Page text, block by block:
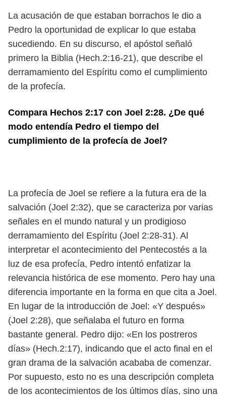
La acusación de que estaban borrachos le dio a
Pedro la oportunidad de explicar lo que estaba
sucediendo. En su discurso, el apóstol señaló
primero la Biblia (Hech.2:16-21), que describe el
derramamiento del Espíritu como el cumplimiento
de la profecía.
Compara Hechos 2:17 con Joel 2:28. ¿De qué
modo entendía Pedro el tiempo del
cumplimiento de la profecía de Joel?
La profecía de Joel se refiere a la futura era de la
salvación (Joel 2:32), que se caracteriza por varias
señales en el mundo natural y un prodigioso
derramamiento del Espíritu (Joel 2:28-31). Al
interpretar el acontecimiento del Pentecostés a la
luz de esa profecía, Pedro intentó enfatizar la
relevancia histórica de ese momento. Pero hay una
diferencia importante en la forma en que cita a Joel.
En lugar de la introducción de Joel: «Y después»
(Joel 2:28), que señalaba el futuro en forma
bastante general. Pedro dijo: «En los postreros
días» (Hech.2:17), indicando que el acto final en el
gran drama de la salvación acababa de comenzar.
Por supuesto, esto no es una descripción completa
de los acontecimientos de los últimos días, sino una